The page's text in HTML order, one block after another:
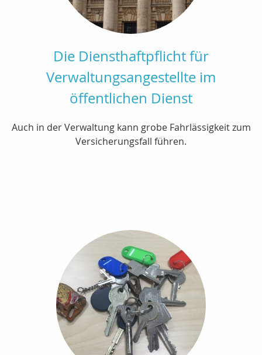
Die Diensthaftpflicht für
Verwaltungsangestellte im
öffentlichen Dienst
Auch in der Verwaltung kann grobe Fahrlässigkeit zum
Versicherungsfall führen.